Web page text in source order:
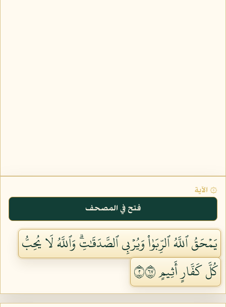
۞ الآية
فتح في المصحف
يَمۡحَقُ ٱللَّهُ ٱلرِّبَوٰاْ وَيُرۡبِي ٱلصَّدَقَٰتِۗ وَٱللَّهُ لَا يُحِبُّ
كُلَّ كَفَّارٍ أَثِيمٍ ٢٧٦